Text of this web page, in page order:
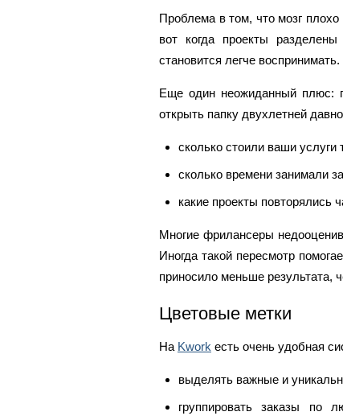
Проблема в том, что мозг
вот когда проекты
становится легче воспринимать.
Еще один неожиданный плюс:
открыть папку двухлетней
сколько стоили ваши услуги
сколько времени занимали
какие проекты повторялись
Многие фрилансеры
Иногда такой пересмотр
приносило меньше результата,
Цветовые метки
На Kwork есть очень удобная
выделять важные и
группировать заказы по